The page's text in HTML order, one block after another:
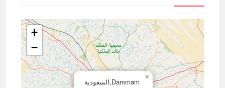
Dammam,السعودية
×
+
−